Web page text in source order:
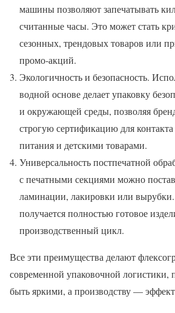
машины позволяют запечатывать
считанные часы. Это может стать
сезонных, трендовых товаров или
промо-акций.
Экологичность и безопасность.
водной основе делает упаковку
и окружающей среды, позволяя
строгую сертификацию для
питания и детскими товарами.
Универсальность постпечатной
с печатными секциями можно
ламинации, лакировки или
получается полностью готовое
производственный цикл.
Все эти преимущества делают
современной упаковочной логистики,
быть яркими, а производству —